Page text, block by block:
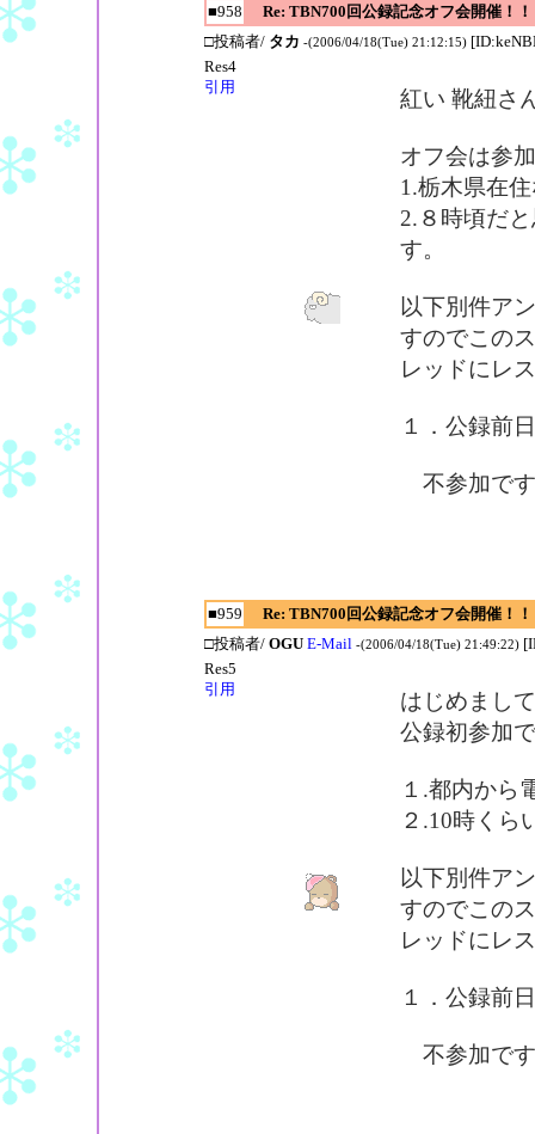
■958 Re: TBN700回公録記念オフ会開催！！
□投稿者/ タカ -(2006/04/18(Tue) 21:12:15)
Res4
引用
紅い 靴紐さ
オフ会は参
1.栃木県在
2.８時頃だ
す。
以下別件ア
すのでこのス
レッドにレ
１．公録前
不参加で
■959 Re: TBN700回公録記念オフ会開催！！
□投稿者/ OGU E-Mail -(2006/04/18(Tue) 21:49:22)
Res5
引用
はじめまし
公録初参加
１.都内から
２.10時くら
以下別件ア
すのでこのス
レッドにレ
１．公録前
不参加で